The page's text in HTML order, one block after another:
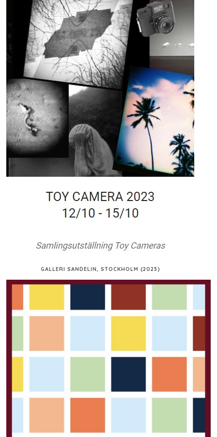
GALLERI SANDELIN, STOCKHOLM (2023)